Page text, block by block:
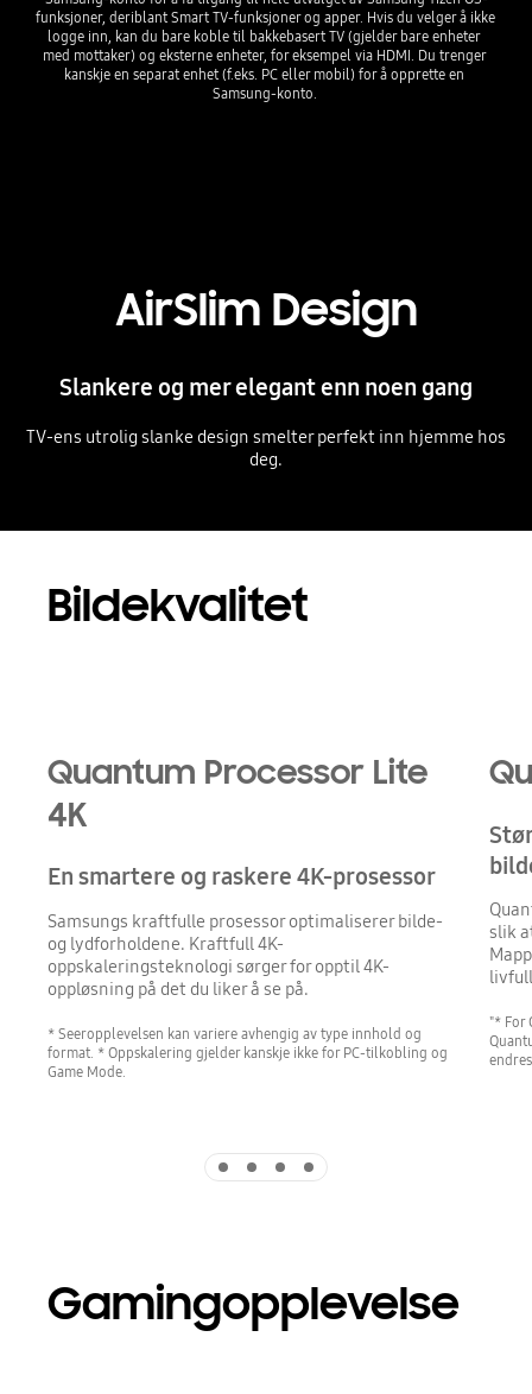
funksjoner, deriblant Smart TV-funksjoner og apper. Hvis du velger å ikke
logge inn, kan du bare koble til bakkebasert TV (gjelder bare enheter
med mottaker) og eksterne enheter, for eksempel via HDMI. Du trenger
kanskje en separat enhet (f.eks. PC eller mobil) for å opprette en
AirSlim Design
Slankere og mer elegant enn noen gang
TV-ens utrolig slanke design smelter perfekt inn hjemme hos
deg.
Bildekvalitet
Quantum Processor Lite
4K
En smartere og raskere 4K-prosessor
Samsungs kraftfulle prosessor optimaliserer bilde-
og lydforholdene. Kraftfull 4K-
oppskaleringsteknologi sørger for opptil 4K-
oppløsning på det du liker å se på.
* Seeropplevelsen kan variere avhengig av type innhold og
format. * Oppskalering gjelder kanskje ikke for PC-tilkobling og
Game Mode.
slik
"* For
Gamingopplevelse